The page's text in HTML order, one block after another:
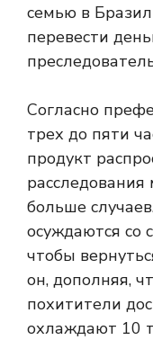
семью в
перевести
Согласно
трех до пяти
продукт
больше
осуждаются со
чтобы
он, дополняя,
похитители
охлаждают 10